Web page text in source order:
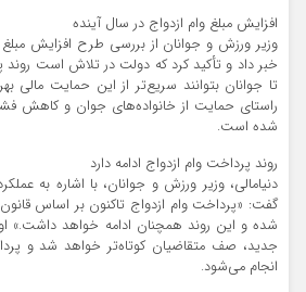
افزایش مبلغ وام ازدواج در سال آینده
وزیر ورزش و جوانان از بررسی طرح افزایش مبلغ
خبر داد و تأکید کرد که دولت در تلاش است روند
تا جوانان بتوانند سریع‌تر از این حمایت مالی
راستای حمایت از خانواده‌های جوان و کاهش
شده است.
روند پرداخت وام ازدواج ادامه دارد
دنیامالی، وزیر ورزش و جوانان، با اشاره به
گفت: «پرداخت وام ازدواج تاکنون بر اساس
شده و این روند همچنان ادامه خواهد داشت.» او
جدید، صف متقاضیان کوتاه‌تر خواهد شد و
انجام می‌شود.